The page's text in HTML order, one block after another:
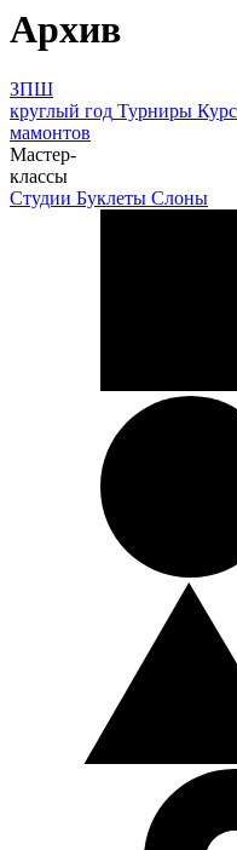
Архив
ЗПШ
круглый год Турниры
мамонтов
Мастер-
классы
Студии Буклеты Слоны